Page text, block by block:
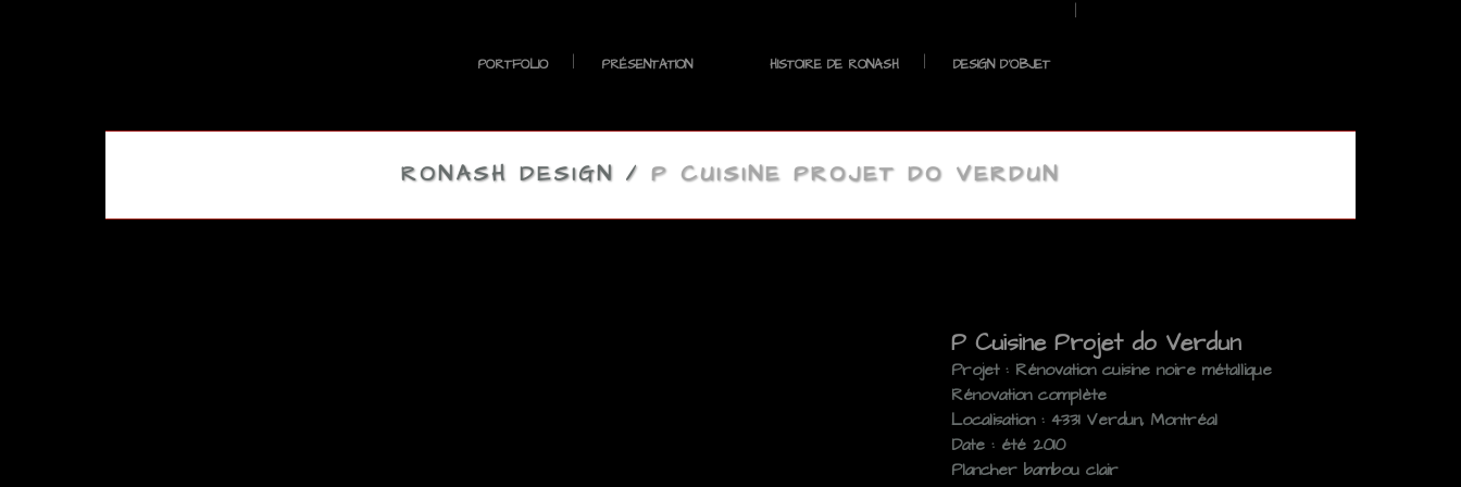
PORTFOLIO PRÉSENTATION HISTOIRE DE RONASH DESIGN D’OBJET
RONASH DESIGN / P CUISINE PROJET DO VERDUN
P Cuisine Projet do Verdun
Projet : Rénovation cuisine noire métallique
Rénovation complète
Localisation : 4331 Verdun, Montréal
Date : été 2010
Plancher bambou clair